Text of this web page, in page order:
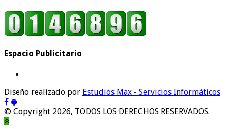
Espacio Publicitario
Diseño realizado por Estudios Max - Servicios Informáticos
© Copyright 2026, TODOS LOS DERECHOS RESERVADOS.